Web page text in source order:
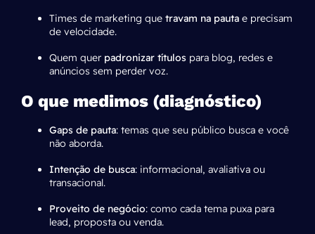
Times de marketing que travam na pauta e precisam
de velocidade.
Quem quer padronizar títulos para blog, redes e
anúncios sem perder voz.
O que medimos (diagnóstico)
Gaps de pauta: temas que seu público busca e você
não aborda.
Intenção de busca: informacional, avaliativa ou
transacional.
Proveito de negócio: como cada tema puxa para
lead, proposta ou venda.